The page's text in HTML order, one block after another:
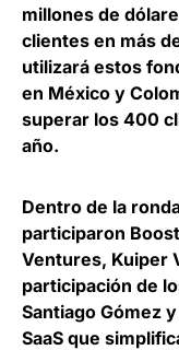
millones de
clientes en más
utilizará estos
en México y
superar los 400
año.
Dentro de la
participaron
Ventures, Kuiper
participación de
Santiago Gómez
SaaS que